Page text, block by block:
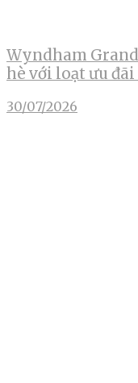
Wyndham
hè với loạt ưu
30/07/2026